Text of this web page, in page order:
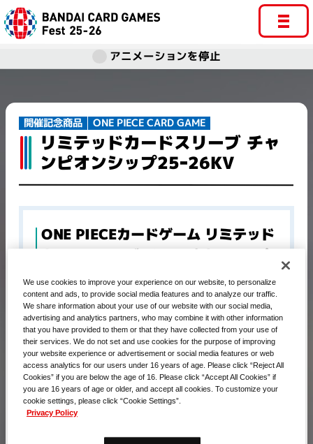
アニメーションを停止
開催記念商品​ ONE PIECE CARD GAME
リミテッドカードスリーブ チャ
ンピオンシップ25ｰ26KV
ONE PIECEカードゲーム リミテッド
カードスリーブ チャンピオンシップ
25ｰ26KV
We use cookies to improve your experience on our website, to personalize
content and ads, to provide social media features and to analyze our traffic.
We share information about your use of our website with our social media,
advertising and analytics partners, who may combine it with other information
that you have provided to them or that they have collected from your use of
their services. We do not set and use cookies for the purpose of improving
your website experience or advertisement or social media features or web
access analytics for our users under 16 years of age. Please click “Reject All
Cookies” if you are below the age of 16. Please click “Accept All Cookies” if
you are 16 years of age or older, and accept all cookies. To customize your
cookie settings, please click “Cookie Settings”.
Privacy Policy